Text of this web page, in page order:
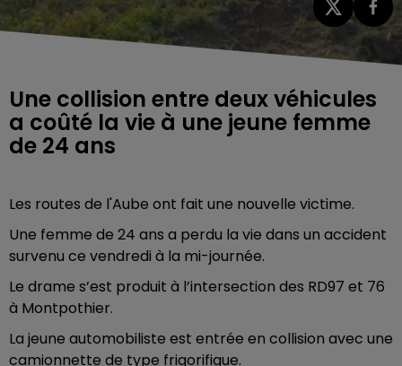
Une collision entre deux véhicules
a coûté la vie à une jeune femme
de 24 ans
Les routes de l'Aube ont fait une nouvelle victime.
Une femme de 24 ans a perdu la vie dans un accident
survenu ce vendredi à la mi-journée.
Le drame s’est produit à l’intersection des RD97 et 76
à Montpothier.
La jeune automobiliste est entrée en collision avec une
camionnette de type frigorifique.